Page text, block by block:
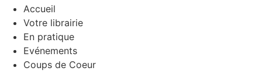
Accueil
Votre librairie
En pratique
Evénements
Coups de Coeur